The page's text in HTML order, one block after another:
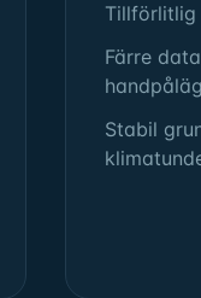
Färre
Stabil